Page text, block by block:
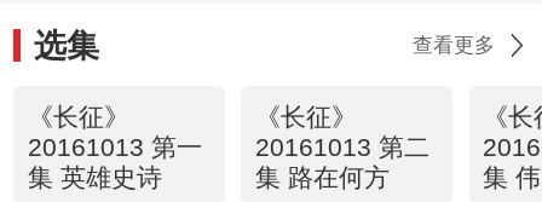
选集 查看更多
《长征》
20161013 第一
集 英雄史诗
《长征》
20161013 第二
集 路在何方
《
集